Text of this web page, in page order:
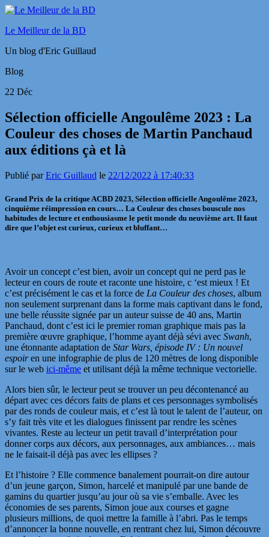
Le Meilleur de la BD
Un blog d'Eric Guillaud
Blog
22 Déc
Sélection officielle Angoulême 2023 : La
Couleur des choses de Martin Panchaud
aux éditions çà et là
Publié parEric Guillaud le 22/12/2022 à 17:40:33
Grand Prix de la critique ACBD 2023, Sélection officielle Angoulême 2023,
cinquième réimpression en cours… La Couleur des choses bouscule nos
habitudes de lecture et enthousiasme le petit monde du neuvième art. Il faut
dire que l’objet est curieux, curieux et bluffant…
Avoir un concept c’est bien, avoir un concept qui ne perd pas le
lecteur en cours de route et raconte une histoire, c ‘est mieux ! Et
c’est précisément le cas et la force de La Couleur des choses, album
non seulement surprenant dans la forme mais captivant dans le fond,
une belle réussite signée par un auteur suisse de 40 ans, Martin
Panchaud, dont c’est ici le premier roman graphique mais pas la
première œuvre graphique, l’homme ayant déjà sévi avec Swanh,
une étonnante adaptation de Star Wars, épisode IV : Un nouvel
espoiren une infographie de plus de 120 mètres de long disponible
sur le web ici-même et utilisant déjà la même technique vectorielle.
Alors bien sûr, le lecteur peut se trouver un peu décontenancé au
départ avec ces décors faits de plans et ces personnages symbolisés
par des ronds de couleur mais, et c’est là tout le talent de l’auteur, on
s’y fait très vite et les dialogues finissent par rendre les scènes
vivantes. Reste au lecteur un petit travail d’interprétation pour
donner corps aux décors, aux personnages, aux ambiances… mais
ne le faisait-il déjà pas avec les ellipses ?
Et l’histoire ? Elle commence banalement pourrait-on dire autour
d’un jeune garçon, Simon, harcelé et manipulé par une bande de
gamins du quartier jusqu’au jour où sa vie s’emballe. Avec les
économies de ses parents, Simon joue aux courses et gagne
plusieurs millions, de quoi mettre la famille à l’abri. Pas le temps
d’annoncer la bonne nouvelle, en rentrant chez lui, Simon découvre